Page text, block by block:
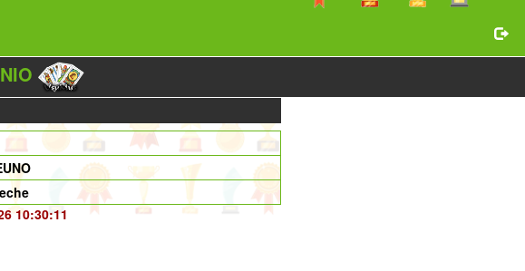
10:30:11